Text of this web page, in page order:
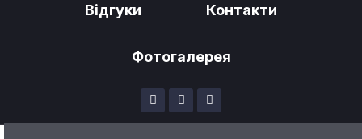
Відгуки Контакти
Фотогалерея